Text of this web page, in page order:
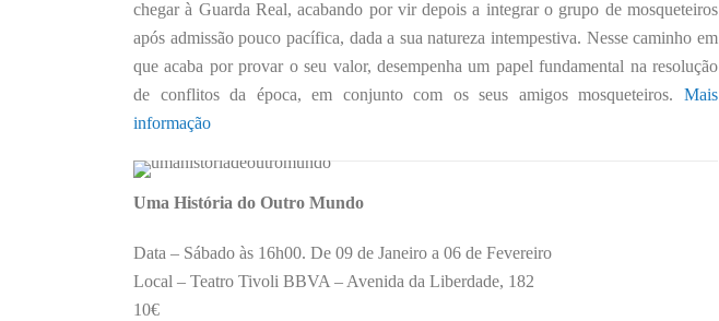
chegar à Guarda Real, acabando por vir depois a integrar o grupo de mosqueteiros
após admissão pouco pacífica, dada a sua natureza intempestiva. Nesse caminho em
que acaba por provar o seu valor, desempenha um papel fundamental na resolução
de conflitos da época, em conjunto com os seus amigos mosqueteiros. Mais
informação
Uma História do Outro Mundo
Data – Sábado às 16h00. De 09 de Janeiro a 06 de Fevereiro
Local – Teatro Tivoli BBVA – Avenida da Liberdade, 182
10€